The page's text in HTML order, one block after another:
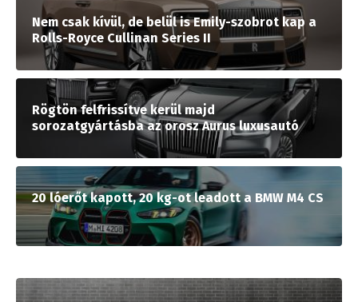
Nem csak kívül, de belül is Emily-szobrot kap a
Rolls-Royce Cullinan Series II
Rögtön felfrissítve kerül majd
sorozatgyártásba az orosz Aurus luxusautó
20 lóerőt kapott, 20 kg-ot leadott a BMW M4 CS